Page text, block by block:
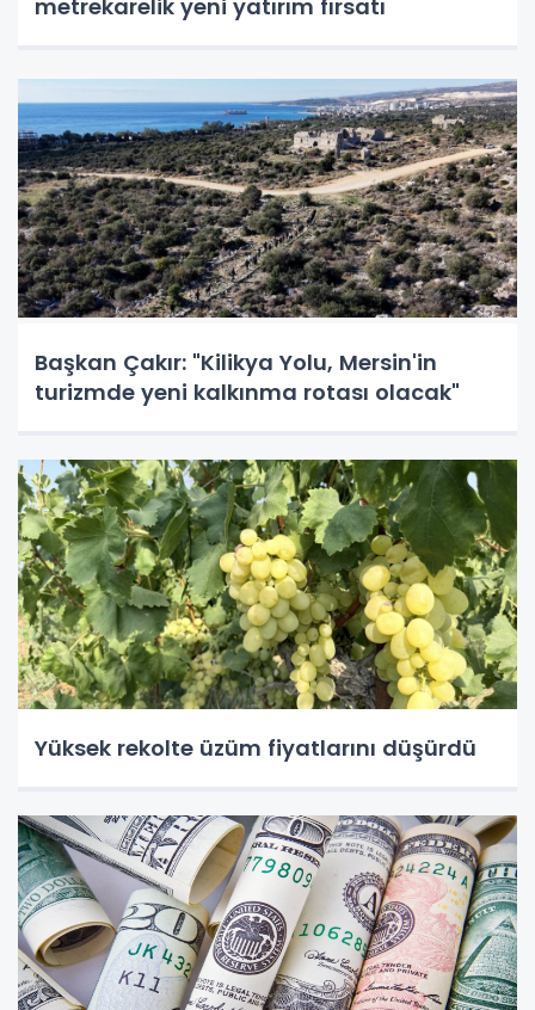
metrekarelik yeni yatırım fırsatı
Başkan Çakır: "Kilikya Yolu, Mersin'in
turizmde yeni kalkınma rotası olacak"
Yüksek rekolte üzüm fiyatlarını düşürdü